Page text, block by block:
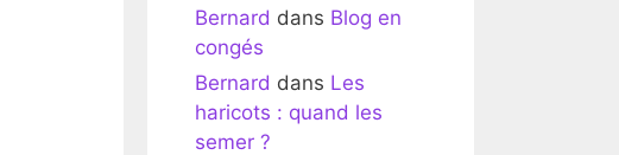
Bernard dans Blog en
congés
Bernard dans Les
haricots : quand les
semer ?